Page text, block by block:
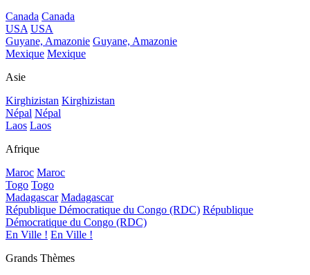
Canada Canada
USA USA
Guyane, Amazonie Guyane, Amazonie
Mexique Mexique
Asie
Kirghizistan Kirghizistan
Népal Népal
Laos Laos
Afrique
Maroc Maroc
Togo Togo
Madagascar Madagascar
République Démocratique du Congo (RDC) République
Démocratique du Congo (RDC)
En Ville ! En Ville !
Grands Thèmes